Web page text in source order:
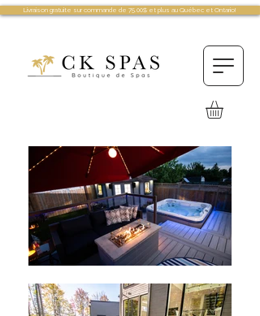
Livraison gratuite sur commande de 75.00$ et plus au Québec et Ontario!